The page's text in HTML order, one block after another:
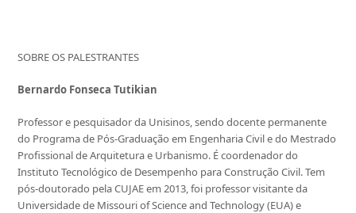
SOBRE OS PALESTRANTES
Bernardo Fonseca Tutikian
Professor e pesquisador da Unisinos, sendo docente permanente
do Programa de Pós-Graduação em Engenharia Civil e do Mestrado
Profissional de Arquitetura e Urbanismo. É coordenador do
Instituto Tecnológico de Desempenho para Construção Civil. Tem
pós-doutorado pela CUJAE em 2013, foi professor visitante da
Universidade de Missouri of Science and Technology (EUA) e